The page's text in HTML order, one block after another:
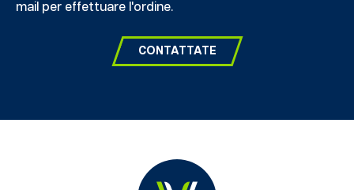
mail per effettuare l'ordine.
CONTATTATE